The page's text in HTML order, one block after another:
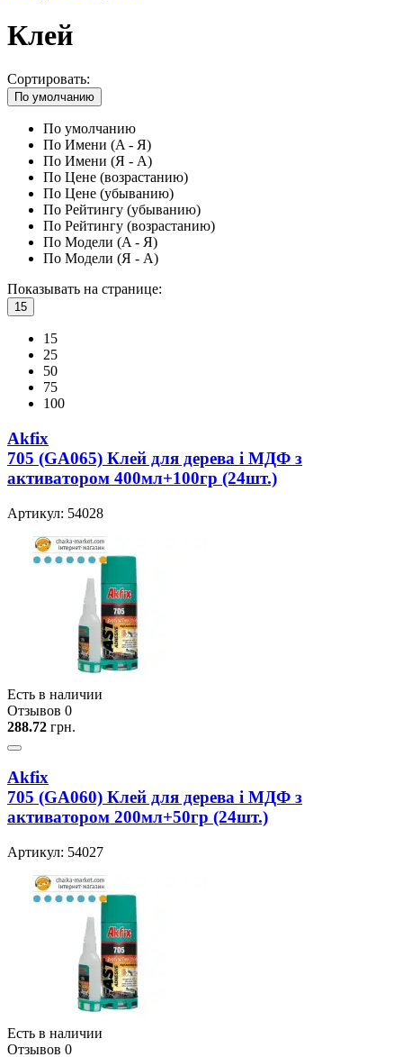
Клей
Сортировать:
По умолчанию
По умолчанию
По Имени (A - Я)
По Имени (Я - A)
По Цене (возрастанию)
По Цене (убыванию)
По Рейтингу (убыванию)
По Рейтингу (возрастанию)
По Модели (A - Я)
По Модели (Я - A)
Показывать на странице:
15
15
25
50
75
100
Akfix
705 (GA065) Клей для дерева i МДФ з
активатором 400мл+100гр (24шт.)
Артикул: 54028
Есть в наличии
Отзывов 0
288.72 грн.
Akfix
705 (GA060) Клей для дерева i МДФ з
активатором 200мл+50гр (24шт.)
Артикул: 54027
Есть в наличии
Отзывов 0